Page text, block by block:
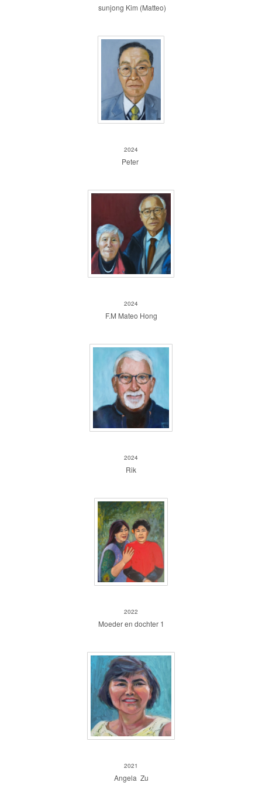
sunjong Kim (Matteo)
2024
Peter
2024
F.M Mateo Hong
2024
Rik
2022
Moeder en dochter 1
2021
Angela Zu